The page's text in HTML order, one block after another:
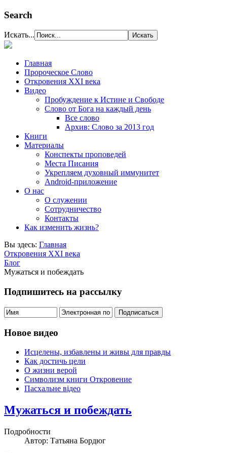
Search
Искать...
Главная
Пророческое Слово
Откровения ХХІ века
Видео
Пробуждение к Истине и Свободе
Слово от Бога на каждый день
Все слово
Архив: Слово за 2013 год
Книги
Материалы
Конспекты проповедей
Места Писания
Укрепляем духовный иммунитет
Android-приложение
О нас
О служении
Сотрудничество
Контакты
Как изменить жизнь?
Вы здесь: Главная
Откровения ХХІ века
Блог
Мужаться и побеждать
Подпишитесь на рассылку
Новое видео
Исцелены, избавлены и живы для правды
Как достичь цели
О жизни верой
Символизм книги Откровение
Пасхальне відео
Мужаться и побеждать
Подробности
Автор: Татьяна Бордюг